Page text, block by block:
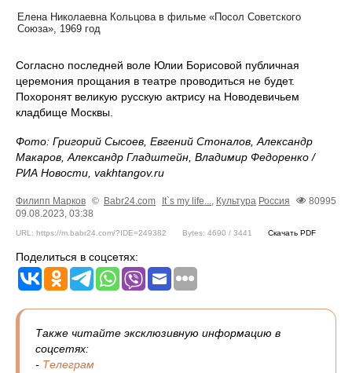
Елена Николаевна Кольцова в фильме «Посол Советского
Союза», 1969 год
Согласно последней воле Юлии Борисовой публичная
церемония прощания в театре проводиться не будет.
Похоронят великую русскую актрису на Новодевичьем
кладбище Москвы.
Фото: Григорий Сысоев, Евгений Стоналов, Александр
Макаров, Александр Гладштейн, Владимир Федоренко /
РИА Новости, vakhtangov.ru
Филипп Марков © Babr24.com It`s my life..., Культура Россия
80995
09.08.2023, 03:38
URL: https://m.babr24.com/?IDE=249382 Bytes: 4690 / 3441 Скачать PDF
Поделиться в соцсетях:
Также читайте эксклюзивную информацию в
соцсетях:
- Телеграм